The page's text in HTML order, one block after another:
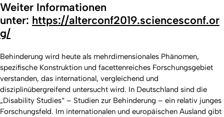
Weiter Informationen
unter: https://alterconf2019.sciencesconf.or
g/
Behinderung wird heute als mehrdimensionales Phänomen,
spezifische Konstruktion und facettenreiches Forschungsgebiet
verstanden, das international, vergleichend und
disziplinübergreifend untersucht wird. In Deutschland sind die
„Disability Studies“ – Studien zur Behinderung – ein relativ junges
Forschungsfeld. Im internationalen und europäischen Ausland gibt